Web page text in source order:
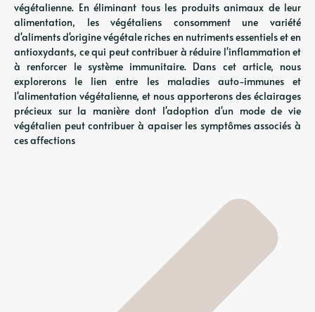
végétalienne. En éliminant tous les produits animaux de leur
alimentation, les végétaliens consomment une variété
d'aliments d'origine végétale riches en nutriments essentiels et en
antioxydants, ce qui peut contribuer à réduire l'inflammation et
à renforcer le système immunitaire. Dans cet article, nous
explorerons le lien entre les maladies auto-immunes et
l'alimentation végétalienne, et nous apporterons des éclairages
précieux sur la manière dont l'adoption d'un mode de vie
végétalien peut contribuer à apaiser les symptômes associés à
ces affections